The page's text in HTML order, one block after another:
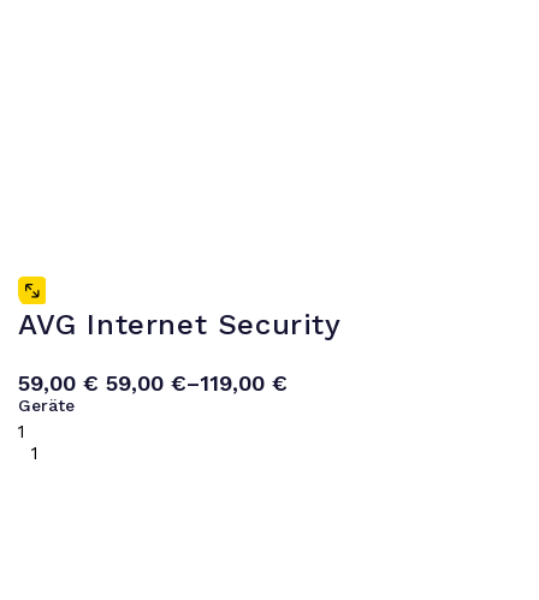
AVG Internet Security
59,00 € 59,00 €–119,00 €
Geräte